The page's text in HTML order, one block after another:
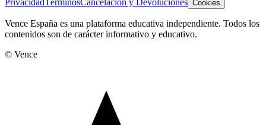
PrivacidadTérminosCancelación y Devoluciones Cookies
Vence España es una plataforma educativa independiente. Todos los
contenidos son de carácter informativo y educativo.
© Vence